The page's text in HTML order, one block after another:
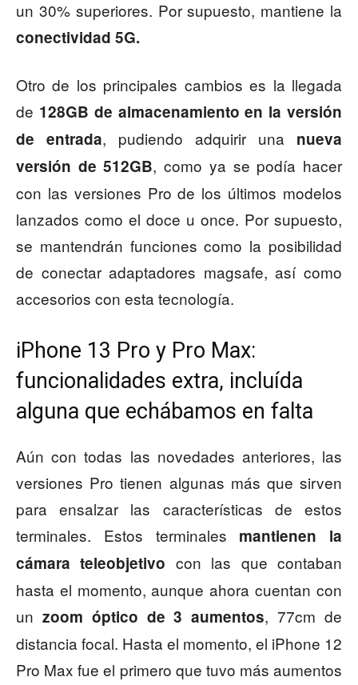
un 30% superiores. Por supuesto, mantiene la
conectividad 5G.
Otro de los principales cambios es la llegada
de 128GB de almacenamiento en la versión
de entrada, pudiendo adquirir una nueva
versión de 512GB, como ya se podía hacer
con las versiones Pro de los últimos modelos
lanzados como el doce u once. Por supuesto,
se mantendrán funciones como la posibilidad
de conectar adaptadores magsafe, así como
accesorios con esta tecnología.
iPhone 13 Pro y Pro Max:
funcionalidades extra, incluída
alguna que echábamos en falta
Aún con todas las novedades anteriores, las
versiones Pro tienen algunas más que sirven
para ensalzar las características de estos
terminales. Estos terminales mantienen la
cámara teleobjetivo con las que contaban
hasta el momento, aunque ahora cuentan con
un zoom óptico de 3 aumentos, 77cm de
distancia focal. Hasta el momento, el iPhone 12
Pro Max fue el primero que tuvo más aumentos